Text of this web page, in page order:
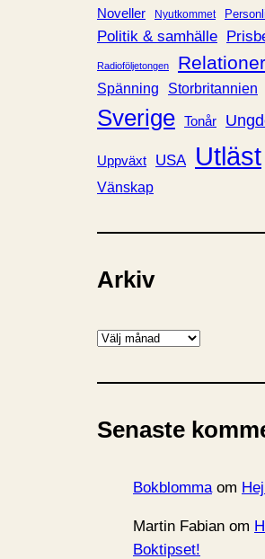
Noveller Nyutkommet
Politik & samhälle
Radioföljetongen Relationer
Spänning Storbritannien
Sverige Tonår
Uppväxt USA Utläst
Vänskap
Arkiv
A
k
v
Senaste
Bokblommaom
Martin Fabian om
Boktipset!